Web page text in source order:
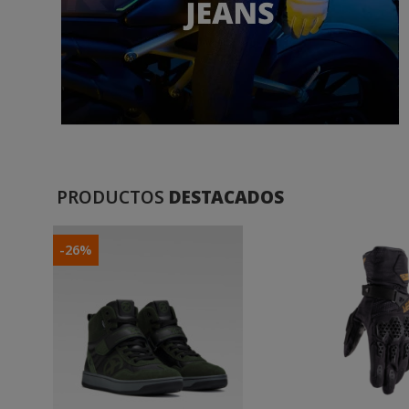
PRODUCTOS DESTACADOS
-26%